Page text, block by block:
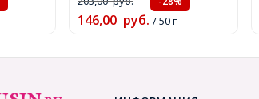
600шт/50г, (УТ0005756)
146,00 руб. / 50 г